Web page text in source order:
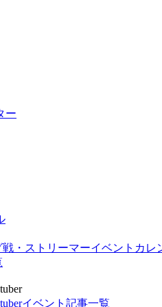
ー
・ストリーマーイベントカレ
イベント記事一覧